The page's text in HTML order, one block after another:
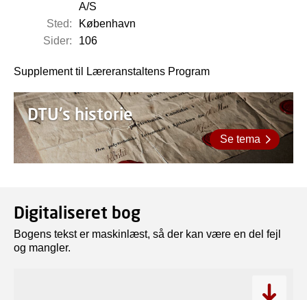
A/S
Sted:
København
Sider:
106
Supplement til Læreranstaltens Program
DTU's historie
Se tema
Digitaliseret bog
Bogens tekst er maskinlæst, så der kan være en del fejl
og mangler.